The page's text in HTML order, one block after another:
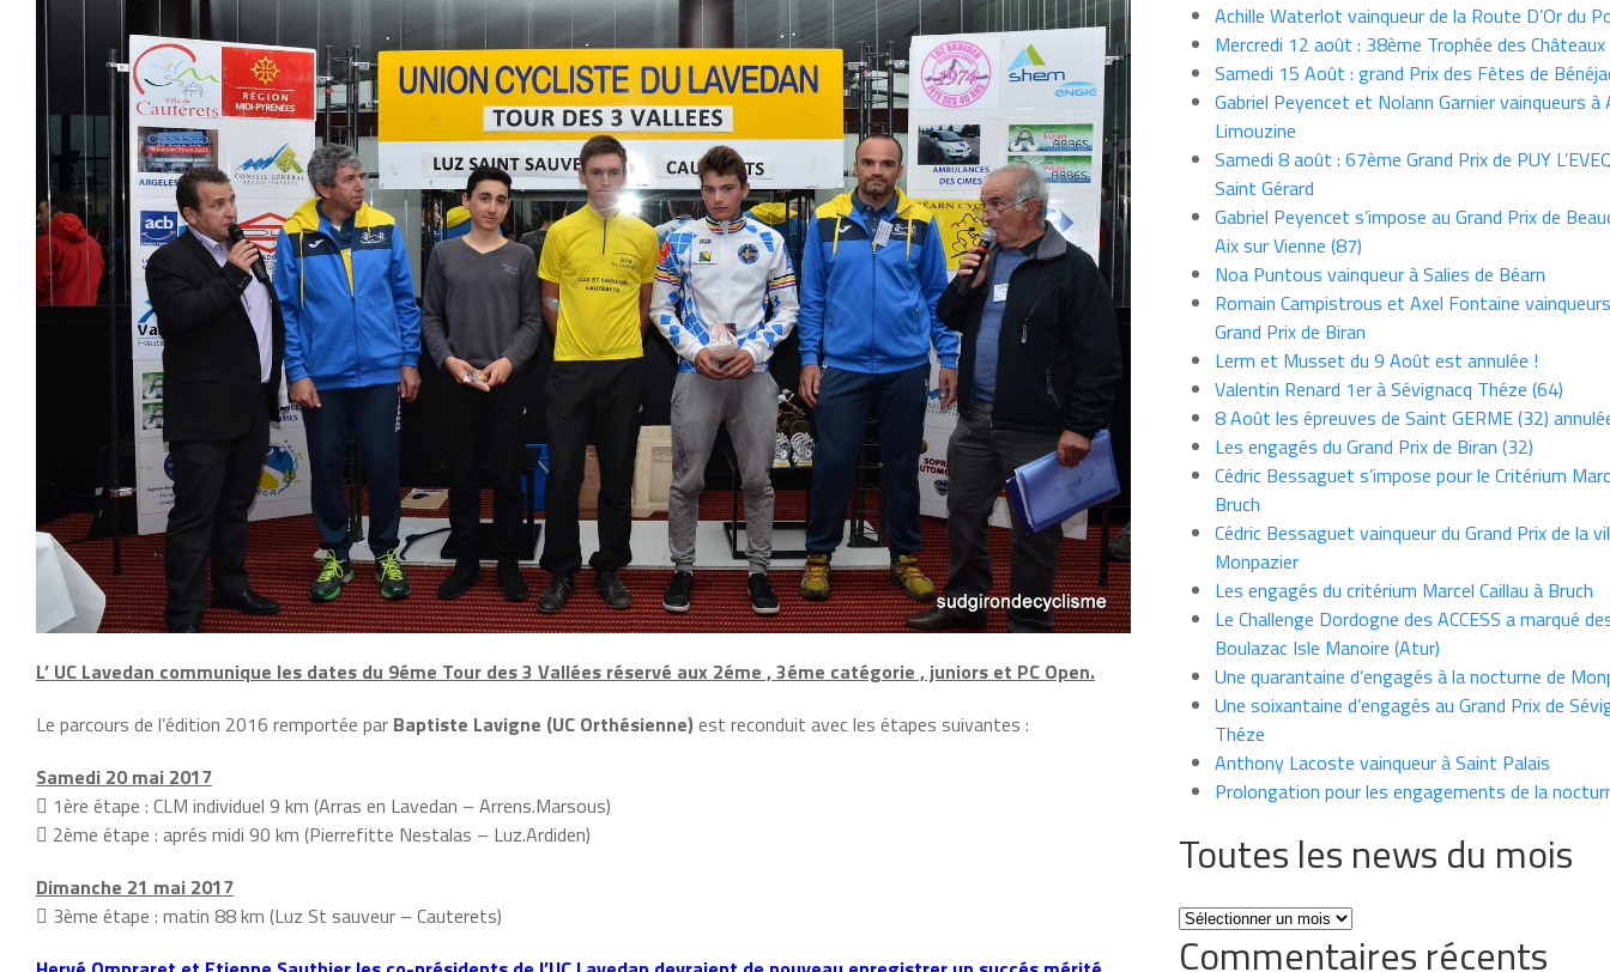
L’ UC Lavedan communique les dates du 9éme Tour des 3 Vallées réservé aux 2éme , 3éme catégorie , juniors et PC Open.
Le parcours de l’édition 2016 remportée par Baptiste Lavigne (UC Orthésienne) est reconduit avec les étapes suivantes :
Samedi 20 mai 2017
 1ère étape : CLM individuel 9 km (Arras en Lavedan – Arrens.Marsous)
 2ème étape : aprés midi 90 km (Pierrefitte Nestalas – Luz.Ardiden)
Dimanche 21 mai 2017
 3ème étape : matin 88 km (Luz St sauveur – Cauterets)
Achille Waterlot vainqueur de la Route D’Or du
Mercredi 12 août : 38ème Trophée des Châteaux
Samedi 15 Août : grand Prix des Fêtes de
Gabriel Peyencet et Nolann Garnier vainqueurs à
Limouzine
Samedi 8 août : 67ème Grand Prix de PUY
Saint Gérard
Gabriel Peyencet s’impose au Grand Prix de
Aix sur Vienne (87)
Noa Puntous vainqueur à Salies de Béarn
Romain Campistrous et Axel Fontaine
Grand Prix de Biran
Lerm et Musset du 9 Août est annulée !
Valentin Renard 1er à Sévignacq Théze (64)
8 Août les épreuves de Saint GERME (32)
Les engagés du Grand Prix de Biran (32)
Cédric Bessaguet s’impose pour le Critérium
Bruch
Cédric Bessaguet vainqueur du Grand Prix de la
Monpazier
Les engagés du critérium Marcel Caillau à Bruch
Le Challenge Dordogne des ACCESS a marqué
Boulazac Isle Manoire (Atur)
Une quarantaine d’engagés à la nocturne de
Une soixantaine d’engagés au Grand Prix de
Théze
Anthony Lacoste vainqueur à Saint Palais
Prolongation pour les engagements de la
Toutes les news du mois
Toutes
les
Commentaires récents